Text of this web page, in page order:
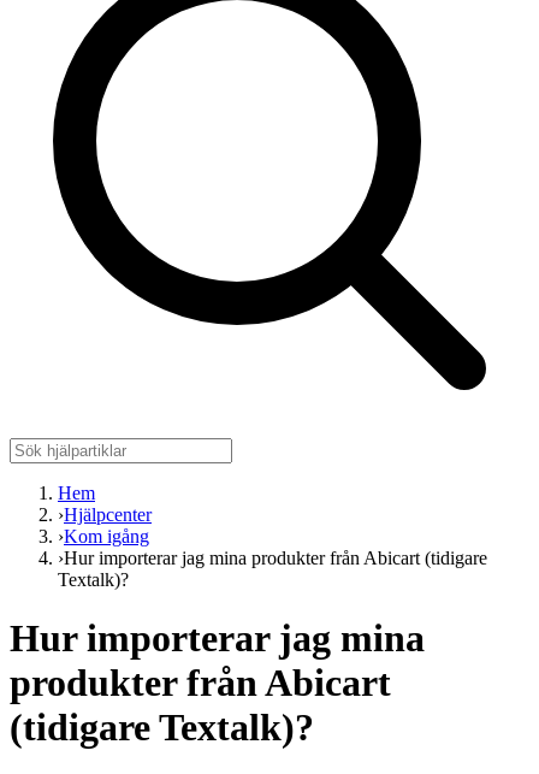
Hem
›Hjälpcenter
›Kom igång
›Hur importerar jag mina produkter från Abicart (tidigare
Textalk)?
Hur importerar jag mina
produkter från Abicart
(tidigare Textalk)?